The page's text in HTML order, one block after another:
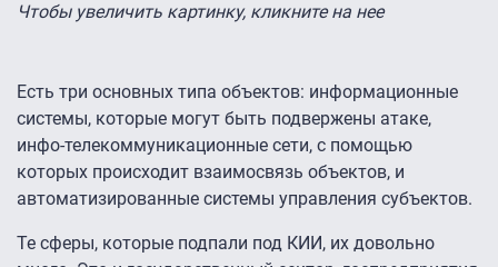
Чтобы увеличить картинку, кликните на нее
Есть три основных типа объектов: информационные
системы, которые могут быть подвержены атаке,
инфо-телекоммуникационные сети, с помощью
которых происходит взаимосвязь объектов, и
автоматизированные системы управления субъектов.
Те сферы, которые подпали под КИИ, их довольно